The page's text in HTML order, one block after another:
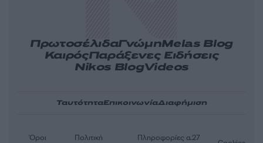
ΠρωτοσέλιδαΓνώμηMelas Blog
ΚαιρόςΠαράξενες Ειδήσεις
Nikos BlogVideos
ΤαυτότηταΕπικοινωνίαΔιαφήμιση
Όροι Πολιτική Πληροφορίες α.27